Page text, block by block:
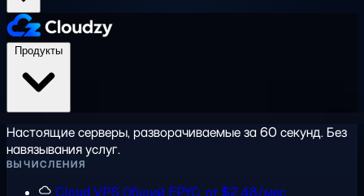
Настоящие серверы, разворачиваемые за 60 секунд. Без
навязывания услуг.
ВЫЧИСЛЕНИЯ
Cloud VPS Общий EPYC, от $2,48/мес